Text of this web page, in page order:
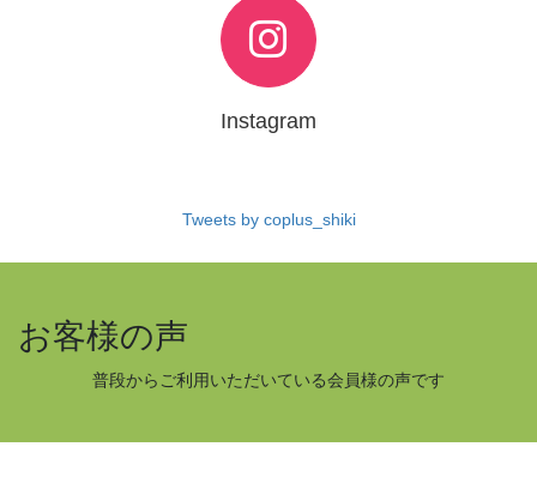
Instagram
Tweets by coplus_shiki
お客様の声
普段からご利用いただいている会員様の声です